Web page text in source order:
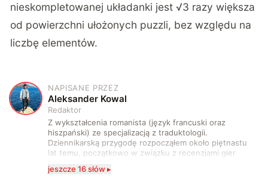
nieskompletowanej układanki jest √3 razy większa
od powierzchni ułożonych puzzli, bez względu na
liczbę elementów.
A
NAPISANE PRZEZ
Aleksander Kowal
Redaktor
Z wykształcenia romanista (język francuski oraz
hiszpański) ze specjalizacją z traduktologii.
Dziennikarską przygodę rozpocząłem około piętnastu
lat temu, początkowo w związku z recenzjami gier
komputerowych i filmów. Obecnie publikuję
zdecydowanie częściej na tematy związane z nauką
jeszcze 16 słów ▸